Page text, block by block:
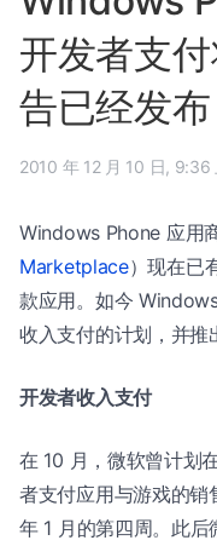
开发者支
告已经发布
2010 年 12 月
Windows Phone 应用
Marketplace）现在已
款应用。如今
收入支付的计划，并推
开发者收入支付
在 10 月，微软曾计划
者支付应用与游戏的销
年 1 月的第四周。此